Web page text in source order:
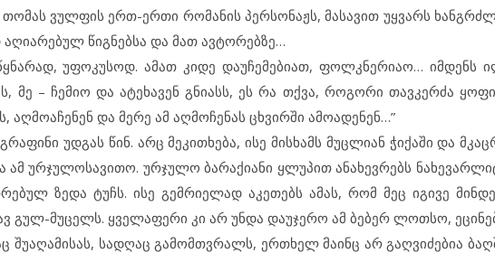
ვულფის ერთ-ერთი რომანის პერსონაჟს, მასავით უყვარს
წიგნებსა და მათ ავტორებზე…
წყნარად, უფოკუსოდ. ამათ კიდე დაუჩემებიათ, ფოლკნერიაო… იმდენს
მე – ჩემიო და ატეხავენ გნიასს, ეს რა თქვა, როგორი თავკერძა
აღმოაჩენენ და მერე ამ აღმოჩენას ცხვირში ამოადენენ…”
უდგას წინ. არც მეკითხება, ისე მისხამს მუცლიან ჭიქაში და
ურჯულოსავითო. ურჯულო ბარაქიანი ყლუპით ანახევრებს
ზედა ტუჩს. ისე გემრიელად აკეთებს ამას, რომ მეც იგივე
გულ-მუცელს. ყველაფერი კი არ უნდა დაუჯერო ამ ბებერ ლოთსო,
სადღაც გამომთვრალს, ერთხელ მაინც არ გაღვიძებია